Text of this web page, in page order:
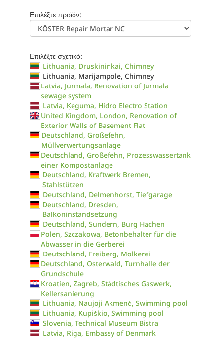
Επιλέξτε προϊόν:
Επιλέξτε σχετικό:
Lithuania, Druskininkai, Chimney
Lithuania, Marijampole, Chimney
Latvia, Jurmala, Renovation of Jurmala
sewage system
Latvia, Ķeguma, Hidro Electro Station
United Kingdom, London, Renovation of
Exterior Walls of Basement Flat
Deutschland, Großefehn,
Müllverwertungsanlage
Deutschland, Großefehn, Prozesswassertank
einer Kompostanlage
Deutschland, Kraftwerk Bremen,
Stahlstützen
Deutschland, Delmenhorst, Tiefgarage
Deutschland, Dresden,
Balkoninstandsetzung
Deutschland, Sundern, Burg Hachen
Polen, Szczakowa, Betonbehalter für die
Abwasser in die Gerberei
Deutschland, Freiberg, Molkerei
Deutschland, Osterwald, Turnhalle der
Grundschule
Kroatien, Zagreb, Städtisches Gaswerk,
Kellersanierung
Lithuania, Naujoji Akmenė, Swimming pool
Lithuania, Kupiškio, Swimming pool
Slovenia, Technical Museum Bistra
Latvia, Riga, Embassy of Denmark